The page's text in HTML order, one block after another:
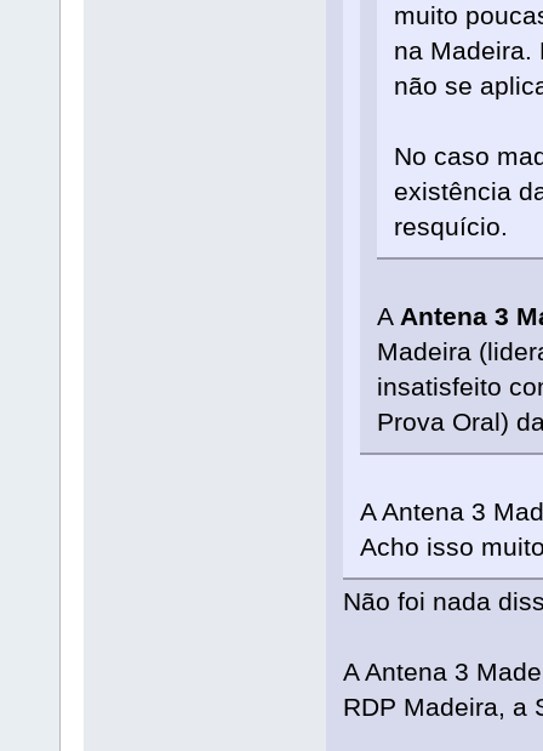
muito
na Madeira.
não se
No caso
existência
resquício.
A Antena 3
Madeira
insatisfeito
Prova Oral)
A Antena 3
Acho isso
Não foi nada
A Antena 3
RDP Madeira, a